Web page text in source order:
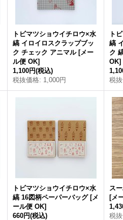
トビマツショウイチロウ×水
縞 イロイロスクラップブッ
ク チェック アニマル [メー
ル便 OK]
1,100円(税込)
税抜価格: 1,000円
ト
縞
ク
OK]
税
トビマツショウイチロウ×水
縞 16図柄ペーパーバッグ [メ
ール便 OK]
660円(税込)
ス
[メ
税